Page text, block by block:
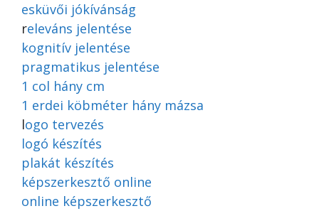
esküvői jókívánság
releváns jelentése
kognitív jelentése
pragmatikus jelentése
1 col hány cm
1 erdei köbméter hány mázsa
logo tervezés
logó készítés
plakát készítés
képszerkesztő online
online képszerkesztő